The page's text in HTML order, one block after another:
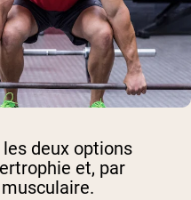
deux options
et, par